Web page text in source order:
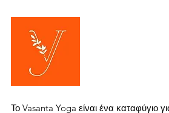
Το Vasanta Yoga είναι ένα καταφύγιο